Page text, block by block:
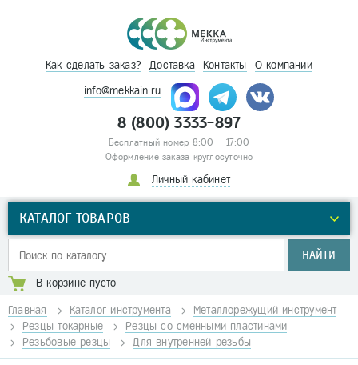
Как сделать заказ? Доставка Контакты О компании
info@mekkain.ru
8 (800) 3333-897
Бесплатный номер 8:00 – 17:00
Оформление заказа круглосуточно
Личный кабинет
КАТАЛОГ ТОВАРОВ
НАЙТИ
В корзине пусто
Главная Каталог инструмента
Металлорежущий инструмент
Резцы токарные
Резцы со сменными пластинами
Резьбовые резцы
Для внутренней резьбы